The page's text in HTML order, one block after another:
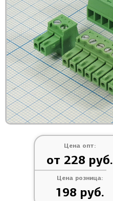
Цена опт:
от 228 руб.
Цена розница:
198 руб.